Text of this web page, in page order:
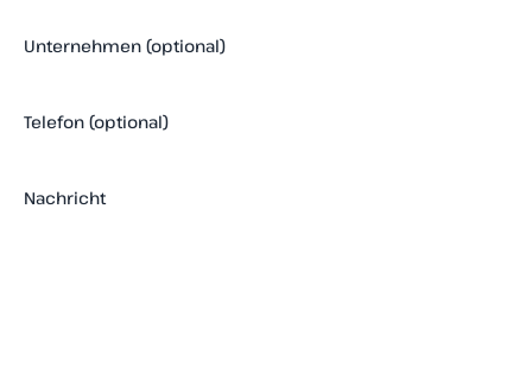
Unternehmen (optional)
Telefon (optional)
Nachricht